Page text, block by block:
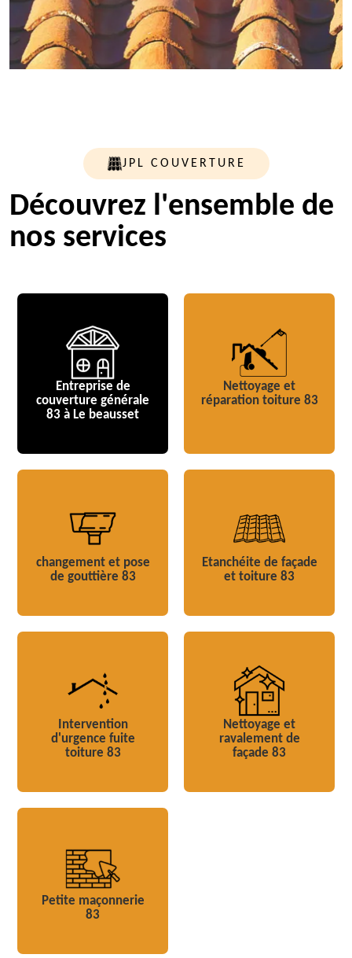
JPL COUVERTURE
Découvrez l'ensemble de
nos services
Entreprise de
couverture générale
83 à Le beausset
Nettoyage et
réparation toiture 83
changement et pose
de gouttière 83
Etanchéite de façade
et toiture 83
Intervention
d'urgence fuite
toiture 83
Nettoyage et
ravalement de
façade 83
Petite maçonnerie
83